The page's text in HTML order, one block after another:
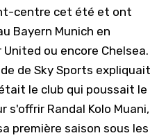
centre cet été et ont
Bayern Munich en
ou encore Chelsea.
de Sky Sports expliquait
le club qui poussait le
s'offrir Randal Kolo Muani,
première saison sous les